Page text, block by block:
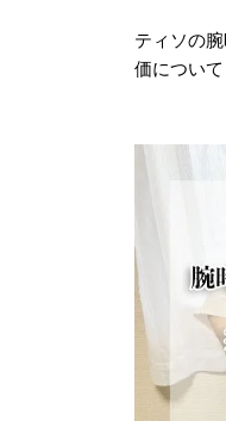
ティソの
価について